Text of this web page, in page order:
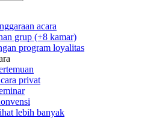
acara
grup (+8 kamar)
program loyalitas
privat
lebih banyak